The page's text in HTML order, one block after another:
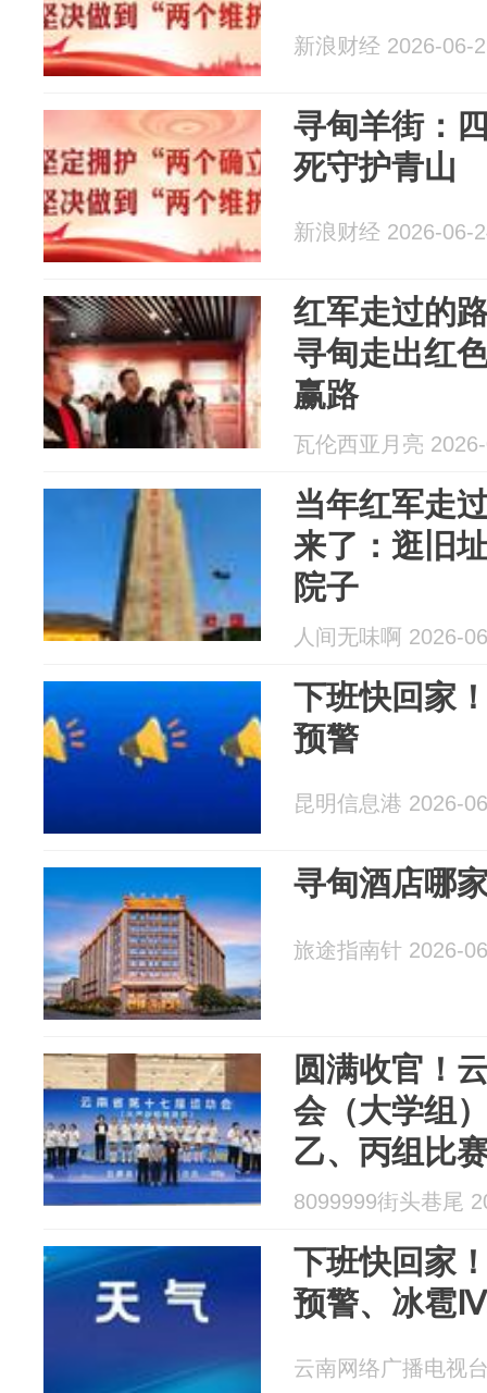
新浪财经 2026-06-
寻甸羊街：
死守护青山
新浪财经 2026-06-
红军走过的
寻甸走出红
赢路
瓦伦西亚月亮
当年红军走
来了：逛旧
院子
人间无味啊 2026-
下班快回家
预警
昆明信息港 2026-
寻甸酒店哪
旅途指南针 2026-
圆满收官！
会（大学组
乙、丙组比
8099999街头巷尾
下班快回家
预警、冰雹
云南网络广播电视